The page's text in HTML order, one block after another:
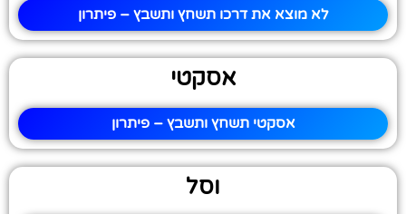
לא מוצא את דרכו תשחץ ותשבץ – פיתרון
אסקטי
אסקטי תשחץ ותשבץ – פיתרון
וסל